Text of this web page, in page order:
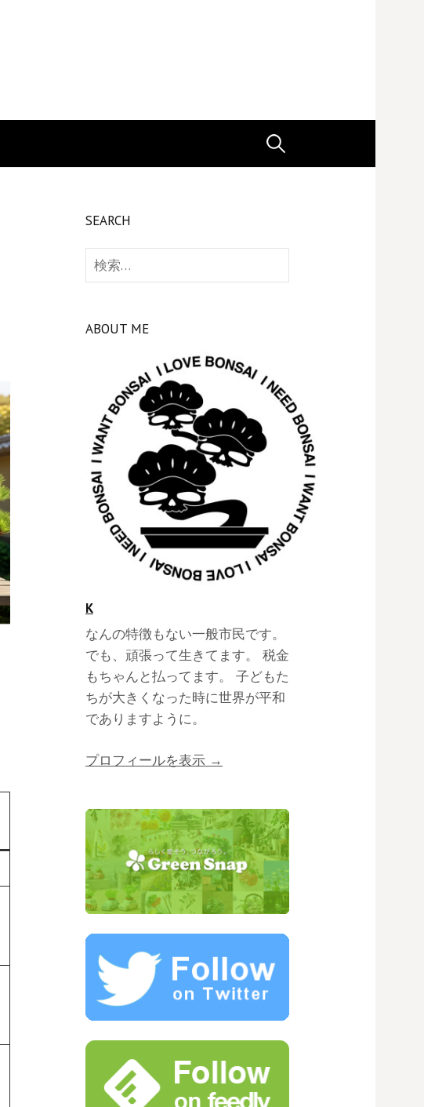
検
SEARCH
検
索:
ABOUT ME
K
なんの特徴もない一般市民です。
でも、頑張って生きてます。 税金
もちゃんと払ってます。 子どもた
ちが大きくなった時に世界が平和
でありますように。
プロフィールを表示 →